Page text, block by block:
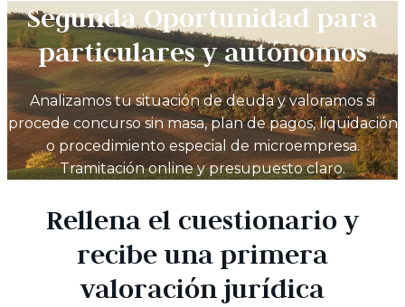
Segunda Oportunidad para
particulares y autónomos
Analizamos tu situación de deuda y valoramos si
procede concurso sin masa, plan de pagos, liquidación
o procedimiento especial de microempresa.
Tramitación online y presupuesto claro.
Rellena el cuestionario y
recibe una primera
valoración jurídica